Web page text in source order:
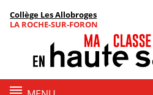
Menu de la rubrique
Contenu
Collège Les Allobroges
LA ROCHE-SUR-FORON